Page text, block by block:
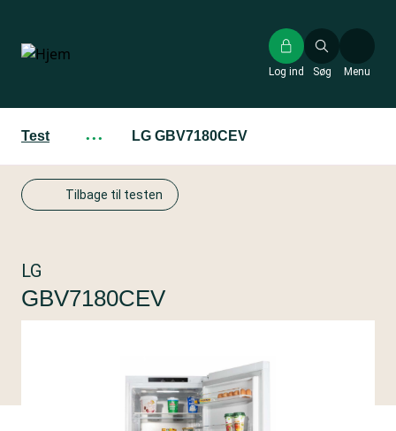
hovedindhold
Søg
Log ind Menu
Test ··· LG GBV7180CEV
Tilbage til testen
LG
GBV7180CEV